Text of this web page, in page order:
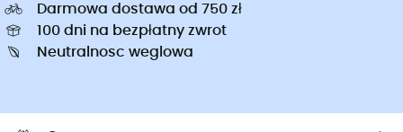
Darmowa dostawa od 750 zł
100 dni na bezpłatny zwrot
Neutralnosc weglowa